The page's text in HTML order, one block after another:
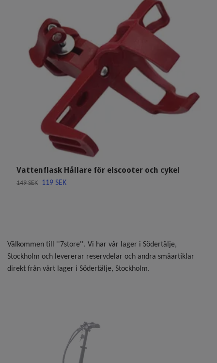
Välkommen till ''7store''. Vi har vår lager i Södertälje,
Stockholm och levererar reservdelar och andra småartiklar
direkt från vårt lager i Södertälje, Stockholm.
Vattenflask Hållare för elscooter och cykel
149 SEK 119 SEK